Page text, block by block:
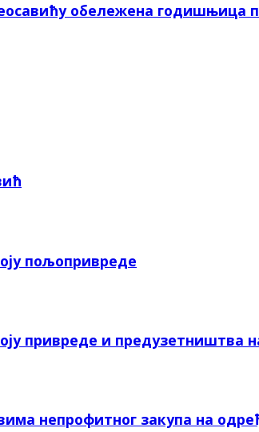
обележена годишњица
пољопривреде
привреде и предузетништва
непрофитног закупа на